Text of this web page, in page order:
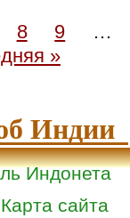
8 9
…
»
Индии
Индонета
Карта сайта